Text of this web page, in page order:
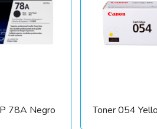
78A Negro
Toner 054